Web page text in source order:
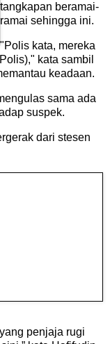
tangkapan beramai-
ramai sehingga ini.
"Polis kata, mereka
kata sambil
keadaan.
sama ada
suspek.
dari stesen
penjaja rugi